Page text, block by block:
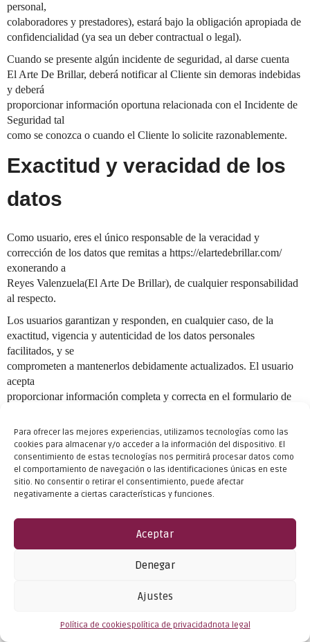
Para ofrecer las mejores experiencias, utilizamos tecnologías como las
cookies para almacenar y/o acceder a la información del dispositivo. El
consentimiento de estas tecnologías nos permitirá procesar datos como
el comportamiento de navegación o las identificaciones únicas en este
sitio. No consentir o retirar el consentimiento, puede afectar
negativamente a ciertas características y funciones.
Aceptar
Denegar
Ajustes
Política de cookiespolítica de privacidadnota legal
personal,
colaboradores y prestadores), estará bajo la obligación apropiada de
confidencialidad (ya sea un deber contractual o legal).
Cuando se presente algún incidente de seguridad, al darse cuenta
El Arte De Brillar, deberá notificar al Cliente sin demoras indebidas
y deberá
proporcionar información oportuna relacionada con el Incidente de
Seguridad tal
como se conozca o cuando el Cliente lo solicite razonablemente.
Exactitud y veracidad de los
datos
Como usuario, eres el único responsable de la veracidad y
corrección de los datos que remitas a https://elartedebrillar.com/
exonerando a
Reyes Valenzuela(El Arte De Brillar), de cualquier responsabilidad
al respecto.
Los usuarios garantizan y responden, en cualquier caso, de la
exactitud, vigencia y autenticidad de los datos personales
facilitados, y se
comprometen a mantenerlos debidamente actualizados. El usuario
acepta
proporcionar información completa y correcta en el formulario de
suscripción.
Aceptación y consentimiento
El usuario declara haber sido informado de las condiciones sobre
tratamiento de estos por parte de Reyes Valenzuela (El Arte De
forma y para las finalidades indicadas en esta política de privacidad.
Revocabilidad